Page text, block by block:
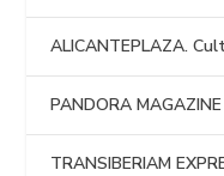
ALICANTEPLAZA.
PANDORA MAGAZINE
TRANSIBERIAM